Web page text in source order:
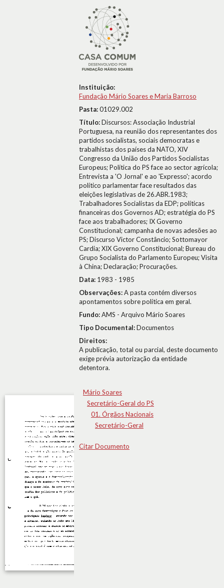
Instituição:
Fundação Mário Soares e Maria Barroso
Pasta:01029.002
Título:Discursos: Associação Industrial
Portuguesa, na reunião dos representantes dos
partidos socialistas, sociais democratas e
trabalhistas dos países da NATO, XIV
Congresso da União dos Partidos Socialistas
Europeus; Política do PS face ao sector agrícola;
Entrevista a 'O Jornal' e ao 'Expresso'; acordo
político parlamentar face resultados das
eleições legislativas de 26.ABR.1983;
Trabalhadores Socialistas da EDP; políticas
financeiras dos Governos AD; estratégia do PS
face aos trabalhadores; IX Governo
Constitucional; campanha de novas adesões ao
PS; Discurso Victor Constâncio; Sottomayor
Cardia; XIX Governo Constitucional; Bureau do
Grupo Socialista do Parlamento Europeu; Visita
à China; Declaração; Procurações.
Data: 1983 - 1985
Observações:A pasta contém diversos
apontamentos sobre política em geral.
Fundo:AMS - Arquivo Mário Soares
Tipo Documental:Documentos
Direitos:
A publicação, total ou parcial, deste documento
exige prévia autorização da entidade
detentora.
Mário Soares
Secretário-Geral do PS
01. Órgãos Nacionais
Secretário-Geral
Citar Documento